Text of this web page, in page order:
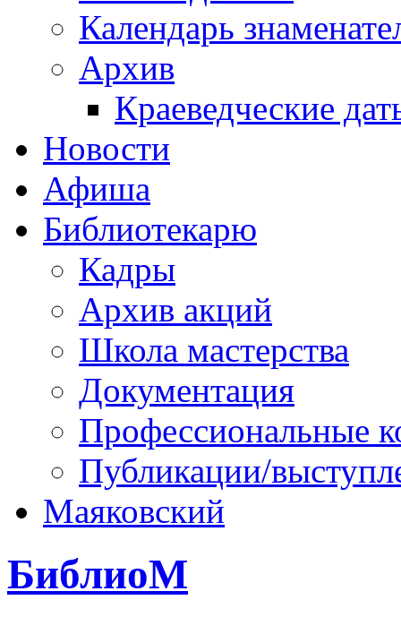
Календарь
Архив
Краеведческие
Новости
Афиша
Библиотекарю
Кадры
Архив акций
Школа мастерства
Документация
Профессиональные
Публикации/
Маяковский
БиблиоМ